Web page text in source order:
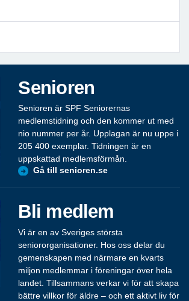
Senioren
Senioren är SPF Seniorernas
medlemstidning och den kommer ut med
nio nummer per år. Upplagan är nu uppe i
205 400 exemplar. Tidningen är en
uppskattad medlemsförmån.
Gå till senioren.se
Bli medlem
Vi är en av Sveriges största
seniororganisationer. Hos oss delar du
gemenskapen med närmare en kvarts
miljon medlemmar i föreningar över hela
landet. Tillsammans verkar vi för att skapa
bättre villkor för äldre – och ett aktivt liv för